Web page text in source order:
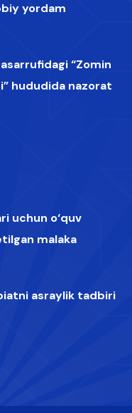
yordam
“Zomin
hududida nazorat
uchun o‘quv
malaka
asraylik tadbiri